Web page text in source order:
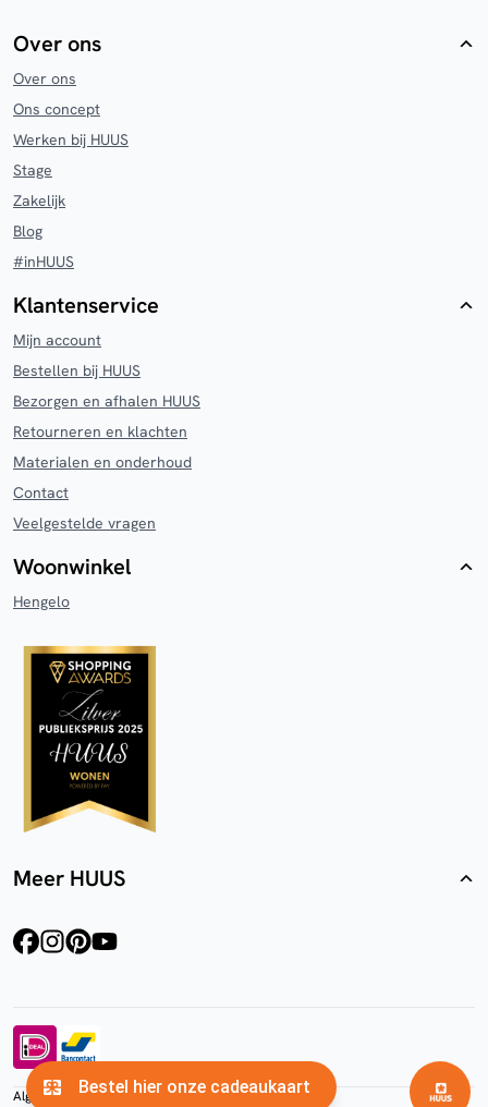
Over ons
Over ons
Ons concept
Werken bij HUUS
Stage
Zakelijk
Blog
#inHUUS
Klantenservice
Mijn account
Bestellen bij HUUS
Bezorgen en afhalen HUUS
Retourneren en klachten
Materialen en onderhoud
Contact
Veelgestelde vragen
Woonwinkel
Hengelo
Meer HUUS
facebookinstagram
pinterest
youtube
Algemene voorwaardenPrivacyverklaringCookies